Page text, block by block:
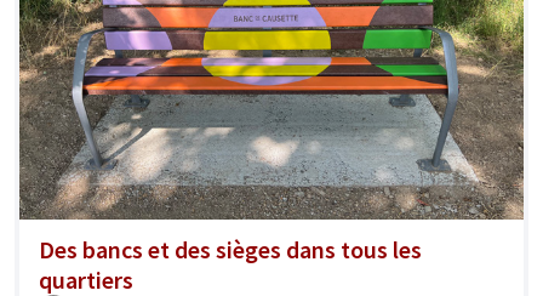
Des bancs et des sièges dans tous les
quartiers